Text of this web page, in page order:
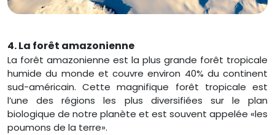
4. La forêt amazonienne
La forêt amazonienne est la plus grande forêt tropicale
humide du monde et couvre environ 40% du continent
sud-américain. Cette magnifique forêt tropicale est
l’une des régions les plus diversifiées sur le plan
biologique de notre planète et est souvent appelée «les
poumons de la terre».